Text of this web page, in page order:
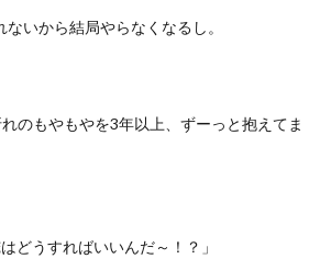
いから結局やらなくなるし。
のもやもやを3年以上、ずーっと抱えてま
どうすればいいんだ～！？」